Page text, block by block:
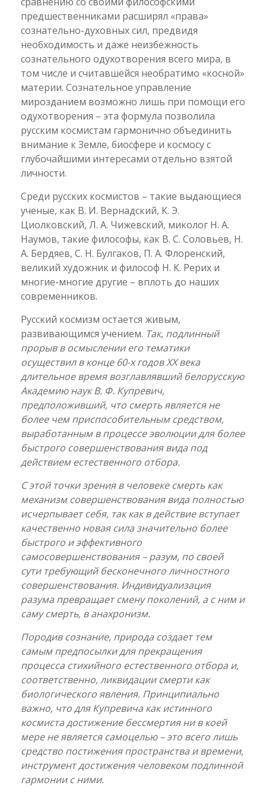
предшественниками расширял «права»
сознательно-духовных сил, предвидя
необходимость и даже неизбежность
сознательного одухотворения всего мира, в
том числе и считавшейся необратимо «косной»
материи. Сознательное управление
мирозданием возможно лишь при помощи его
одухотворения – эта формула позволила
русским космистам гармонично объединить
внимание к Земле, биосфере и космосу с
глубочайшими интересами отдельно взятой
личности.
Среди русских космистов – такие выдающиеся
ученые, как B. И. Вернадский, К. Э.
Циолковский, Л. А. Чижевский, миколог Н. А.
Наумов, такие философы, как В. С. Соловьев, Н.
А. Бердяев, C. Н. Булгаков, П. А. Флоренский,
великий художник и философ Н. К. Рерих и
многие-многие другие – вплоть до наших
современников.
Русский космизм остается живым,
развивающимся учением. Так, подлинный
прорыв в осмыслении его тематики
осуществил в конце 60-х годов ХХ века
длительное время возглавлявший белорусскую
Академию наук В. Ф. Купревич,
предположивший, что смерть является не
более чем приспособительным средством,
выработанным в процессе эволюции для более
быстрого совершенствования вида под
действием естественного отбора.
С этой точки зрения в человеке смерть как
механизм совершенствования вида полностью
исчерпывает себя, так как в действие вступает
качественно новая сила значительно более
быстрого и эффективного
самосовершенствования – разум, по своей
сути требующий бесконечного личностного
совершенствования. Индивидуализация
разума превращает смену поколений, а с ним и
саму смерть, в анахронизм.
Породив сознание, природа создает тем
самым предпосылки для прекращения
процесса стихийного естественного отбора и,
соответственно, ликвидации смерти как
биологического явления. Принципиально
важно, что для Купревича как истинного
космиста достижение бессмертия ни в коей
мере не является самоцелью – это всего лишь
средство постижения пространства и времени,
инструмент достижения человеком подлинной
гармонии с ними.